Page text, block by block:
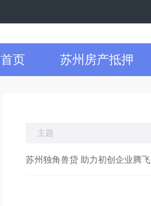
首页 苏州房产抵押
主题
苏州独角兽贷 助力初创企业腾飞